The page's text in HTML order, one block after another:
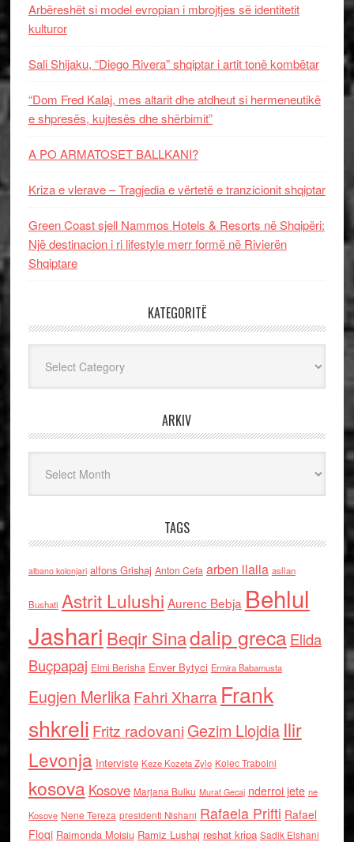
Arbëreshët si model evropian i mbrojtjes së identitetit
kulturor
Sali Shijaku, “Diego Rivera” shqiptar i artit tonë kombëtar
“Dom Fred Kalaj, mes altarit dhe atdheut si hermeneutikë
e shpresës, kujtesës dhe shërbimit”
A PO ARMATOSET BALLKANI?
Kriza e vlerave – Tragjedia e vërtetë e tranzicionit shqiptar
Green Coast sjell Nammos Hotels & Resorts në Shqipëri:
Një destinacion i ri lifestyle merr formë në Rivierën
Shqiptare
KATEGORITË
ARKIV
TAGS
albano kolonjari alfons Grishaj Anton Cefa arben llalla asllan
Bushati Astrit Lulushi Aurenc Bebja Behlul
Jashari Beqir Sinadalip grecaElida
Buçpapaj Elmi Berisha Enver Bytyci Ermira Babamusta
Eugjen MerlikaFahri Xharra Frank
shkreli Fritz radovaniGezim Llojdia Ilir
Levonja Interviste Keze Kozeta Zylo Kolec Traboini
kosova Kosove Marjana Bulku Murat Gecaj nderroi jete ne
Kosove Nene Tereza presidenti Nishani Rafaela Prifti Rafael
Floqi Raimonda Moisiu Ramiz Lushaj reshat kripa Sadik Elshani